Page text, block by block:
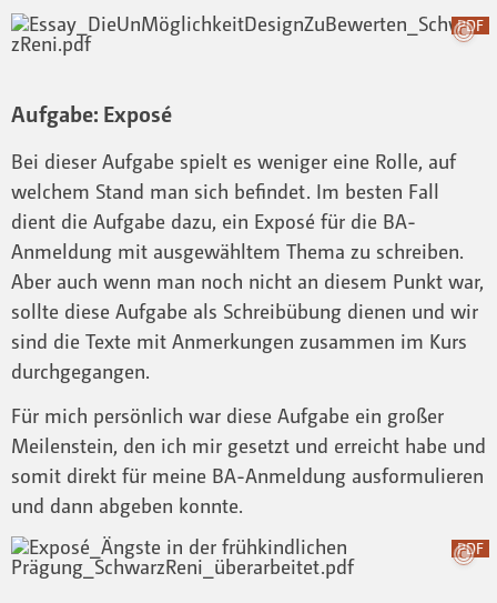
PDF
Aufgabe: Exposé
Bei dieser Aufgabe spielt es weniger eine Rolle, auf
welchem Stand man sich befindet. Im besten Fall
dient die Aufgabe dazu, ein Exposé für die BA-
Anmeldung mit ausgewähltem Thema zu schreiben.
Aber auch wenn man noch nicht an diesem Punkt war,
sollte diese Aufgabe als Schreibübung dienen und wir
sind die Texte mit Anmerkungen zusammen im Kurs
durchgegangen.
Für mich persönlich war diese Aufgabe ein großer
Meilenstein, den ich mir gesetzt und erreicht habe und
somit direkt für meine BA-Anmeldung ausformulieren
und dann abgeben konnte.
PDF